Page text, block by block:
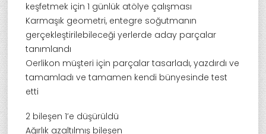
keşfetmek için 1 günlük atölye çalışması
Karmaşık geometri, entegre soğutmanın
gerçekleştirilebileceği yerlerde aday parçalar
tanımlandı
Oerlikon müşteri için parçalar tasarladı, yazdırdı ve
tamamladı ve tamamen kendi bünyesinde test
etti
2 bileşen 1’e düşürüldü
Ağırlık azaltılmış bileşen